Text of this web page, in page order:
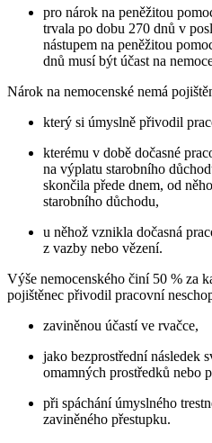
pro nárok na peněžitou
trvala po dobu 270 dnů v
nástupem na peněžitou
dnů musí být účast na
Nárok na nemocenské nemá
který si úmyslně přivodil
kterému v době dočasné
na výplatu starobního
skončila přede dnem, od
starobního důchodu,
u něhož vznikla dočasná
z vazby nebo vězení.
Výše nemocenského činí 50 % za
pojištěnec přivodil pracovní
zaviněnou účastí ve rvačce,
jako bezprostřední následek
omamných prostředků nebo
při spáchání úmyslného
zaviněného přestupku.